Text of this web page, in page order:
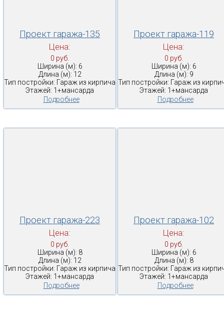
Проект гаража-135
Цена:
0 руб.
Ширина (м): 6
Длина (м): 12
Тип постройки: Гараж из кирпича
Этажей: 1+мансарда
Подробнее
Проект гаража-119
Цена:
0 руб.
Ширина (м): 6
Длина (м): 9
Тип постройки: Гараж из
Этажей: 1+мансарда
Подробнее
Проект гаража-223
Цена:
0 руб.
Ширина (м): 8
Длина (м): 12
Тип постройки: Гараж из кирпича
Этажей: 1+мансарда
Подробнее
Проект гаража-102
Цена:
0 руб.
Ширина (м): 6
Длина (м): 8
Тип постройки: Гараж из
Этажей: 1+мансарда
Подробнее